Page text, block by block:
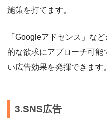
施策を打てます。
「Googleアドセンス」な
的な欲求にアプローチ可
い広告効果を発揮できます。
3.SNS広告